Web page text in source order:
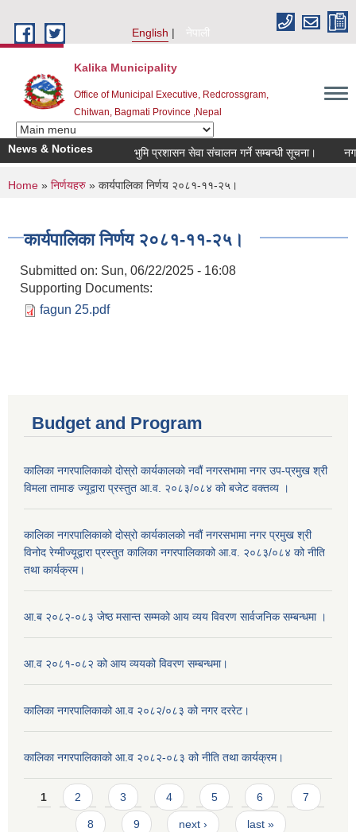
English
नेपाली
Kalika Municipality
Office of Municipal Executive, Redcrossgram,
Chitwan, Bagmati Province ,Nepal
News & Notices भुमि प्रशासन सेवा संचालन गर्ने सम्बन्धी सूचना। नगर
You are here
Home » निर्णयहरु » कार्यपालिका निर्णय २०८१-११-२५।
कार्यपालिका निर्णय २०८१-११-२५।
Submitted on: Sun, 06/22/2025 - 16:08
Supporting Documents:
fagun 25.pdf
Budget and Program
कालिका नगरपालिकाको दोस्रो कार्यकालको नवौं नगरसभामा नगर उप-प्रमुख श्री
विमला तामाङ ज्यूद्वारा प्रस्तुत आ.व. २०८३/०८४ को बजेट वक्तव्य ।
कालिका नगरपालिकाको दोस्रो कार्यकालको नवौं नगरसभामा नगर प्रमुख श्री
विनोद रेग्मीज्यूद्वारा प्रस्तुत कालिका नगरपालिकाको आ.व. २०८३/०८४ को नीति
तथा कार्यक्रम।
आ.ब २०८२-०८३ जेष्ठ मसान्त सम्मको आय व्यय विवरण सार्वजनिक सम्बन्धमा ।
आ.व २०८१-०८२ को आय व्ययको विवरण सम्बन्धमा।
कालिका नगरपालिकाको आ.व २०८२/०८३ को नगर दररेट।
कालिका नगरपालिकाको आ.व २०८२-०८३ को नीति तथा कार्यक्रम।
Pages
1 2 3 4 5 6 7
8 9 next › last »